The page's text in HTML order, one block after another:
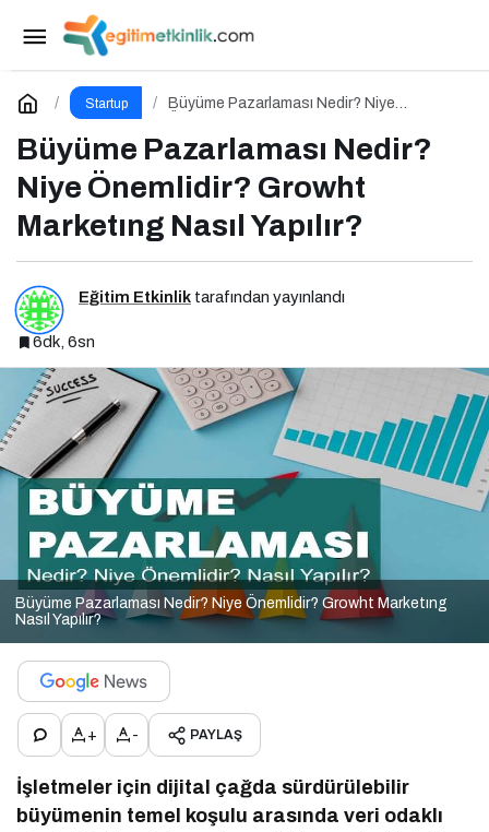
Startup
Büyüme Pazarlaması Nedir? Niye
Büyüme Pazarlaması Nedir?
Niye Önemlidir? Growht
Marketıng Nasıl Yapılır?
Eğitim Etkinlik tarafından yayınlandı
6dk, 6sn
Büyüme Pazarlaması Nedir? Niye Önemlidir? Growht Marketıng
Nasıl Yapılır?
+ - PAYLAŞ
İşletmeler için dijital çağda sürdürülebilir
büyümenin temel koşulu arasında veri odaklı
Marka Oluşturma Nedir? Niye Önemlidir?
Marka Oluşturma Nasıl Yapılır?
Yorum Yap